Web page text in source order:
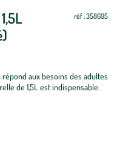
réf : 358695
répond aux besoins des adultes
de 1,5L est indispensable.